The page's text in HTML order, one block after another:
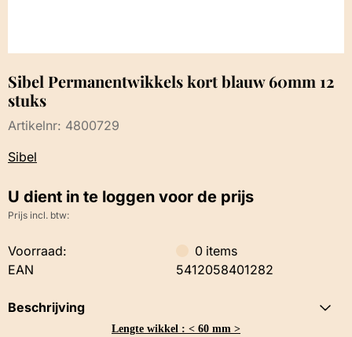
Sibel Permanentwikkels kort blauw 60mm 12
stuks
Artikelnr: 4800729
Sibel
U dient in te loggen voor de prijs
Prijs incl. btw:
Voorraad: 0 items
EAN
5412058401282
Beschrijving
Lengte wikkel : < 60 mm >